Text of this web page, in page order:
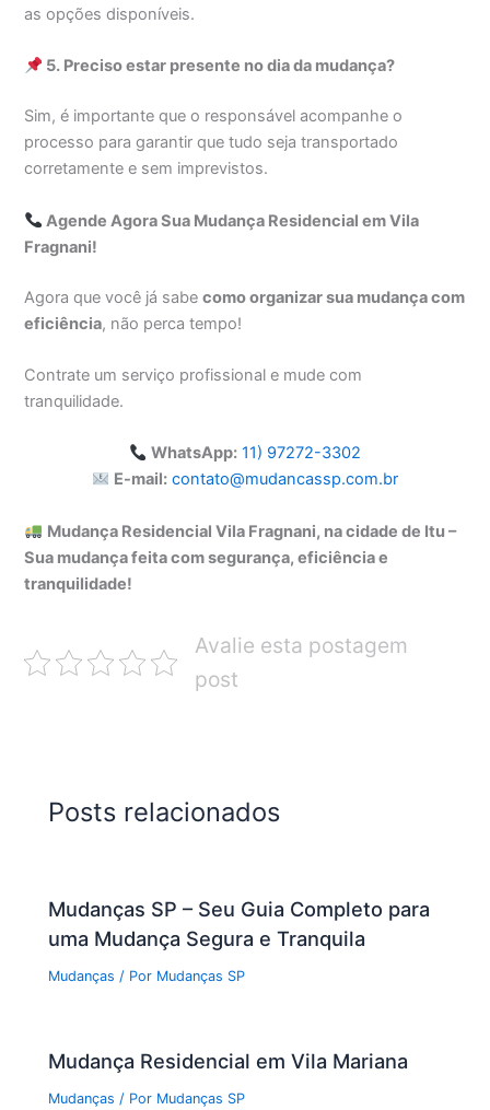
as opções disponíveis.
5. Preciso estar presente no dia da mudança?
Sim, é importante que o responsável acompanhe o
processo para garantir que tudo seja transportado
corretamente e sem imprevistos.
Agende Agora Sua Mudança Residencial em Vila
Fragnani!
Agora que você já sabecomo organizar sua mudança com
eficiência, não perca tempo!
Contrate um serviço profissional e mude com
tranquilidade.
WhatsApp: 11) 97272-3302
E-mail: contato@mudancassp.com.br
Mudança Residencial Vila Fragnani, na cidade de Itu –
Sua mudança feita com segurança, eficiência e
tranquilidade!
Avalie esta postagem
post
Posts relacionados
Mudanças SP – Seu Guia Completo para
uma Mudança Segura e Tranquila
Mudanças / Por Mudanças SP
Mudança Residencial em Vila Mariana
Mudanças / Por Mudanças SP